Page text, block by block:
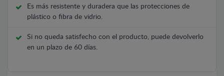
Es más resistente y duradera que las protecciones de
plástico o fibra de vidrio.
Si no queda satisfecho con el producto, puede devolverlo
en un plazo de 60 días.